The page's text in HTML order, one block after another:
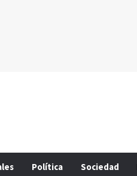
Política Sociedad